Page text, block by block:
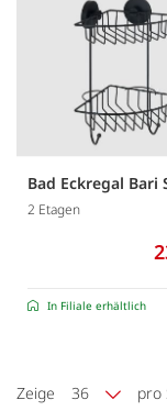
Bad Eckregal Bari
2 Etagen
In Filiale erhältlich
Zeige 36 pro